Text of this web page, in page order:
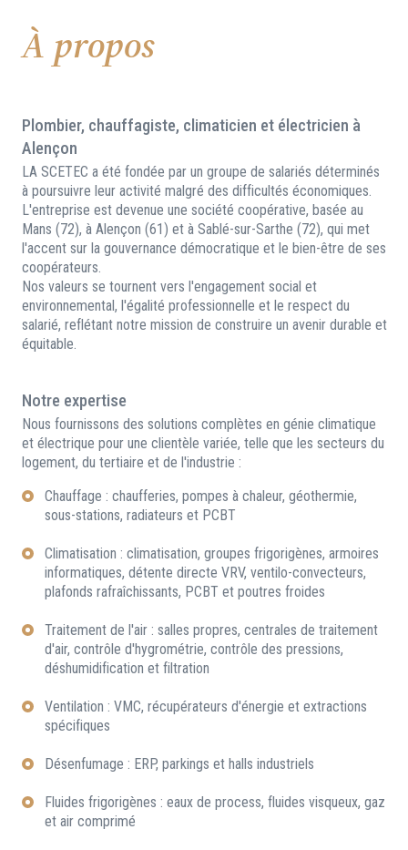
À propos
Plombier, chauffagiste, climaticien et électricien à
Alençon
LA SCETEC a été fondée par un groupe de salariés déterminés
à poursuivre leur activité malgré des difficultés économiques.
L'entreprise est devenue une société coopérative, basée au
Mans (72), à Alençon (61) et à Sablé-sur-Sarthe (72), qui met
l'accent sur la gouvernance démocratique et le bien-être de ses
coopérateurs.
Nos valeurs se tournent vers l'engagement social et
environnemental, l'égalité professionnelle et le respect du
salarié, reflétant notre mission de construire un avenir durable et
équitable.
Notre expertise
Nous fournissons des solutions complètes en génie climatique
et électrique pour une clientèle variée, telle que les secteurs du
logement, du tertiaire et de l'industrie :
Chauffage : chaufferies, pompes à chaleur, géothermie,
sous-stations, radiateurs et PCBT
Climatisation : climatisation, groupes frigorigènes, armoires
informatiques, détente directe VRV, ventilo-convecteurs,
plafonds rafraîchissants, PCBT et poutres froides
Traitement de l'air : salles propres, centrales de traitement
d'air, contrôle d'hygrométrie, contrôle des pressions,
déshumidification et filtration
Ventilation : VMC, récupérateurs d'énergie et extractions
spécifiques
Désenfumage : ERP, parkings et halls industriels
Fluides frigorigènes : eaux de process, fluides visqueux, gaz
et air comprimé